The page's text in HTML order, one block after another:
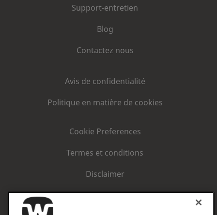
Support-entretien
Blog
Contactez nous
Avis de confidentialité
Politique en matière de cookies
Cookie Preferences
Termes et conditions
Disclaimer